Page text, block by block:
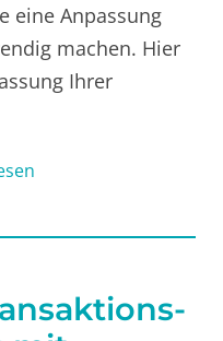
eine Anpassung
machen. Hier
Ihrer